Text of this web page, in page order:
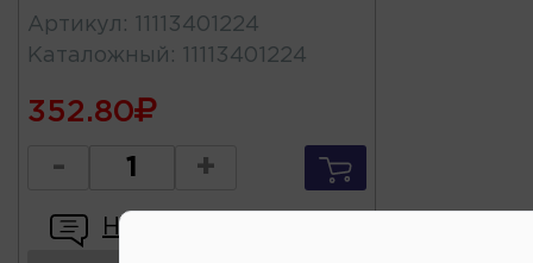
Артикул :
11113401224
Каталожный : 11113401224
352.80
- +
Написать отзыв